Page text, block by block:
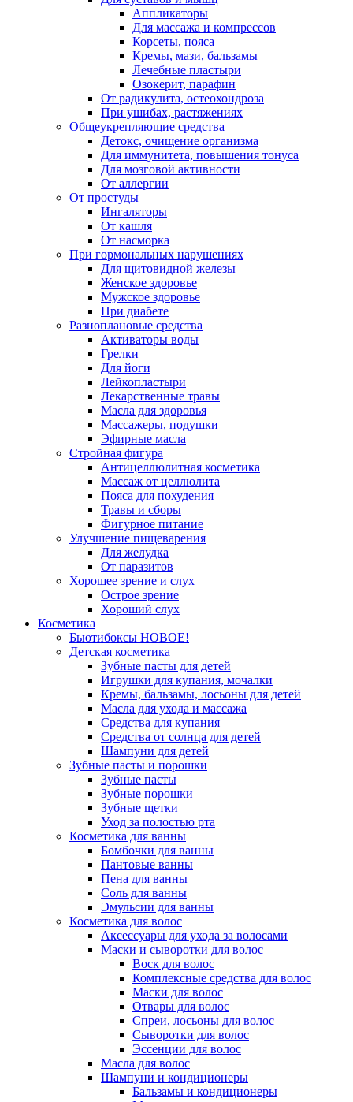
Аппликаторы
Для массажа и компрессов
Корсеты, пояса
Кремы, мази, бальзамы
Лечебные пластыри
Озокерит, парафин
От радикулита, остеохондроза
При ушибах, растяжениях
Общеукрепляющие средства
Детокс, очищение организма
Для иммунитета, повышения тонуса
Для мозговой активности
От аллергии
От простуды
Ингаляторы
От кашля
От насморка
При гормональных нарушениях
Для щитовидной железы
Женское здоровье
Мужское здоровье
При диабете
Разноплановые средства
Активаторы воды
Грелки
Для йоги
Лейкопластыри
Лекарственные травы
Масла для здоровья
Массажеры, подушки
Эфирные масла
Стройная фигура
Антицеллюлитная косметика
Массаж от целлюлита
Пояса для похудения
Травы и сборы
Фигурное питание
Улучшение пищеварения
Для желудка
От паразитов
Хорошее зрение и слух
Острое зрение
Хороший слух
Косметика
Бьютибоксы НОВОЕ!
Детская косметика
Зубные пасты для детей
Игрушки для купания, мочалки
Кремы, бальзамы, лосьоны для детей
Масла для ухода и массажа
Средства для купания
Средства от солнца для детей
Шампуни для детей
Зубные пасты и порошки
Зубные пасты
Зубные порошки
Зубные щетки
Уход за полостью рта
Косметика для ванны
Бомбочки для ванны
Пантовые ванны
Пена для ванны
Соль для ванны
Эмульсии для ванны
Косметика для волос
Аксессуары для ухода за волосами
Маски и сыворотки для волос
Воск для волос
Комплексные средства для волос
Маски для волос
Отвары для волос
Спреи, лосьоны для волос
Сыворотки для волос
Эссенции для волос
Масла для волос
Шампуни и кондиционеры
Бальзамы и кондиционеры